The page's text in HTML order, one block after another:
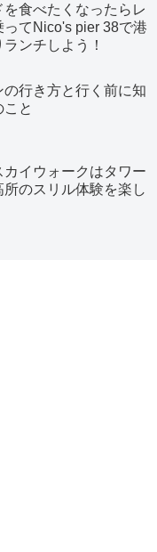
食べたくなったらレ
てNico's pier 38で港
ンチしよう！
行き方と行く前に知
と
イウォークはタワー
のスリル体験を楽し